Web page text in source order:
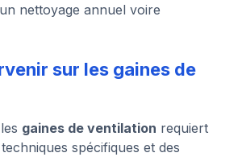
nettoyage annuel voire
sur les gaines de
gaines de ventilation requiert
spécifiques et des